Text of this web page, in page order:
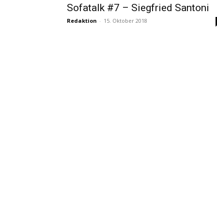
Sofatalk #7 – Siegfried Santoni
Redaktion - 15. Oktober 2018